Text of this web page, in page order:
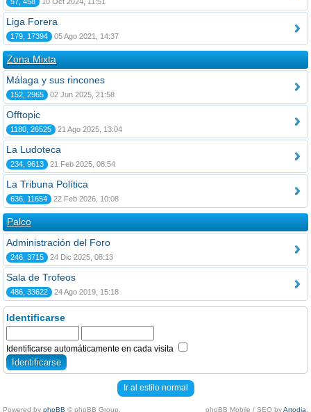
Liga Forera
179, 17394 05 Ago 2021, 14:37
Zona Mixta
Málaga y sus rincones
152, 2965 02 Jun 2025, 21:58
Offtopic
1180, 26525 21 Ago 2025, 13:04
La Ludoteca
234, 9613 21 Feb 2025, 08:54
La Tribuna Política
636, 11654 22 Feb 2026, 10:08
Palco
Administración del Foro
246, 3715 24 Dic 2025, 08:13
Sala de Trofeos
486, 33622 24 Ago 2019, 15:18
Identificarse
Identificarse automáticamente en cada visita
Ir al estilo normal
Powered by phpBB © phpBB Group. phpBB Mobile / SEO byArtodia